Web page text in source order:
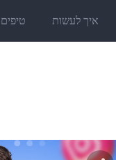
איך לעשות